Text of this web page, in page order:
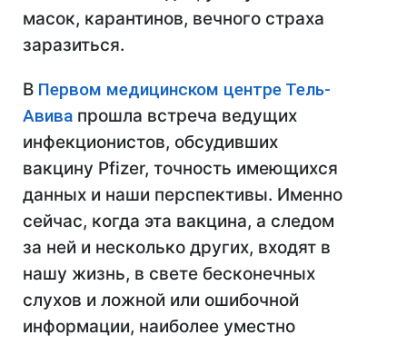
масок, карантинов, вечного страха
заразиться.
В Первом медицинском центре Тель-
Авива прошла встреча ведущих
инфекционистов, обсудивших
вакцину Pfizer, точность имеющихся
данных и наши перспективы. Именно
сейчас, когда эта вакцина, а следом
за ней и несколько других, входят в
нашу жизнь, в свете бесконечных
слухов и ложной или ошибочной
информации, наиболее уместно